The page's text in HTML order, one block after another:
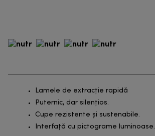
Lamele de extracție rapidă
Puternic, dar silențios.
Cupe rezistente și sustenabile.
Interfață cu pictograme luminoase.